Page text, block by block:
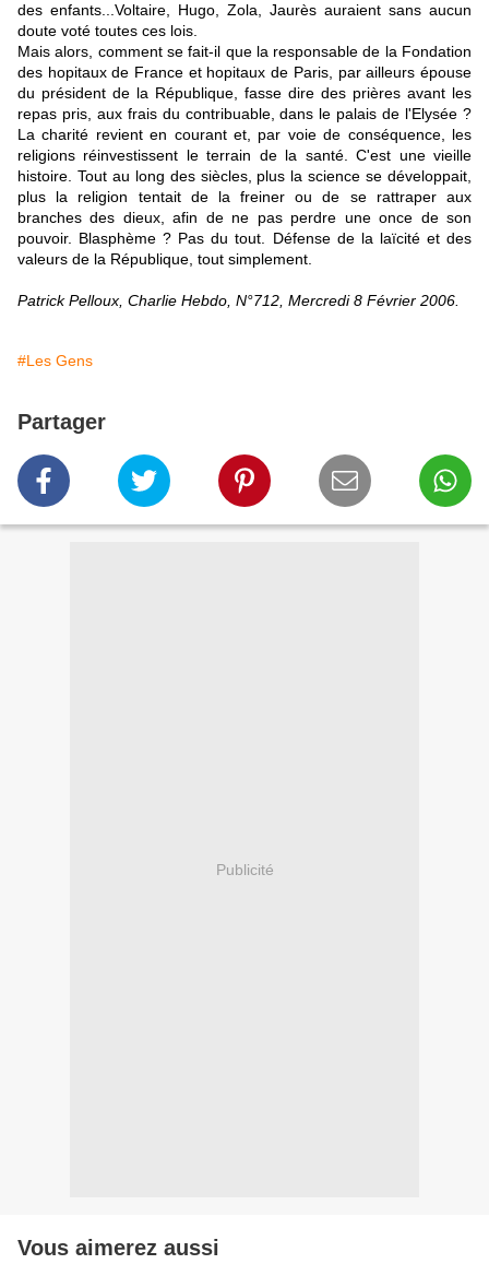
des enfants...Voltaire, Hugo, Zola, Jaurès auraient sans aucun
doute voté toutes ces lois.
Mais alors, comment se fait-il que la responsable de la Fondation
des hopitaux de France et hopitaux de Paris, par ailleurs épouse
du président de la République, fasse dire des prières avant les
repas pris, aux frais du contribuable, dans le palais de l'Elysée ?
La charité revient en courant et, par voie de conséquence, les
religions réinvestissent le terrain de la santé. C'est une vieille
histoire. Tout au long des siècles, plus la science se développait,
plus la religion tentait de la freiner ou de se rattraper aux
branches des dieux, afin de ne pas perdre une once de son
pouvoir. Blasphème ? Pas du tout. Défense de la laïcité et des
valeurs de la République, tout simplement.
Patrick Pelloux, Charlie Hebdo, N°712, Mercredi 8 Février 2006.
#Les Gens
Partager
Publicité
Vous aimerez aussi